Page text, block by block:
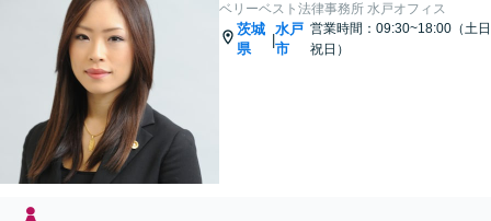
ベリーベスト法律事務所 水戸オフィス
茨城
県
|
水戸
市
営業時間：09:30~18:00（土日
祝日）